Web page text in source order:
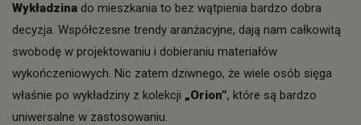
Wykładzina do mieszkania to bez wątpienia bardzo dobra
decyzja. Współczesne trendy aranżacyjne, dają nam całkowitą
swobodę w projektowaniu i dobieraniu materiałów
wykończeniowych. Nic zatem dziwnego, że wiele osób sięga
właśnie po wykładziny z kolekcji „Orion”, które są bardzo
uniwersalne w zastosowaniu.